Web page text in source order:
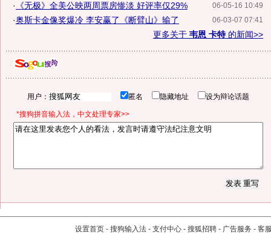
06-05-16 10:49
· 《无极》全美公映两周票房惨淡 好评率仅29%
06-03-07 07:41
·奥斯卡金像奖爆冷 李安赢了《断臂山》输了
更多关于 韦恩 卡特的新闻>>
用户： 匿名 隐藏地址 设为辩论话题
*搜狗拼音输入法，中文处理专家>>
设置首页 - 搜狗输入法 - 支付中心 - 搜狐招聘 - 广告服务 - 客